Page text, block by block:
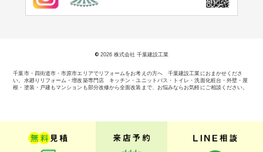
千葉市・四街道市・市原市エリアでリフォームをお考えの方へ 千葉建設工業におまかせくださ
い。 水廻りリフォーム・増改築専門店 キッチン・ユニットバス・トイレ・洗面化粧台・外壁・屋
根・塗装・戸建もマンションも部分改修から全面改装まで、お悩みならお気軽にご相談ください。
© 2026 株式会社 千葉建設工業